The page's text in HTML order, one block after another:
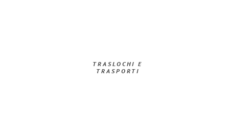
TRASLOCHI E
TRASPORTI​